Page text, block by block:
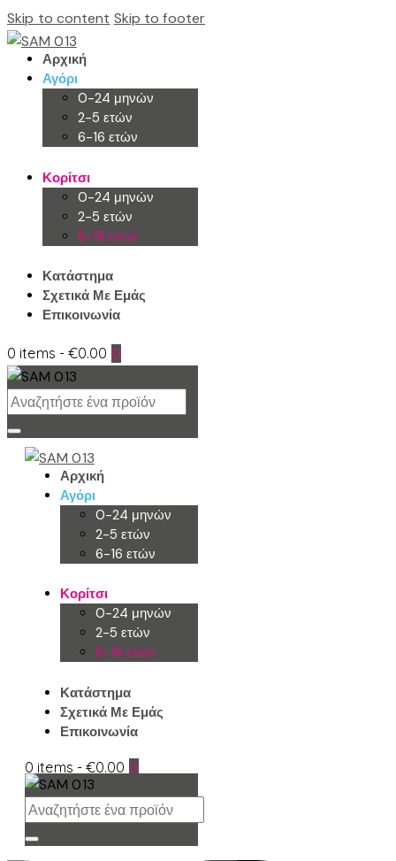
Skip to content Skip to footer
Αρχική
Αγόρι
0-24 μηνών
2-5 ετών
6-16 ετών
Κορίτσι
0-24 μηνών
2-5 ετών
6-16 ετών
Κατάστημα
Σχετικά Με Εμάς
Επικοινωνία
0 items -€0.00 0
Αρχική
Αγόρι
0-24 μηνών
2-5 ετών
6-16 ετών
Κορίτσι
0-24 μηνών
2-5 ετών
6-16 ετών
Κατάστημα
Σχετικά Με Εμάς
Επικοινωνία
0 items -€0.00 0